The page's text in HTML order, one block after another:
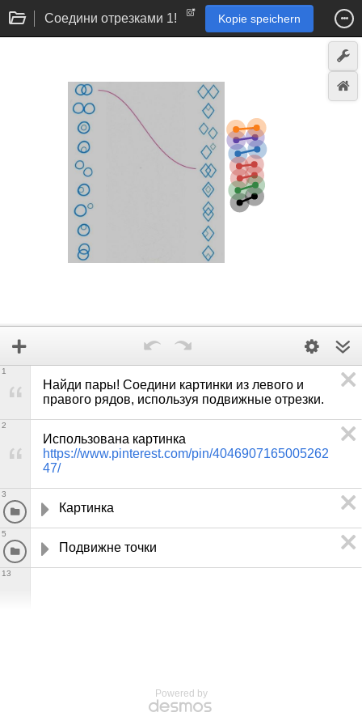
Cоедини отрезками 1! Kopie speichern
Найди пары! Соедини картинки из левого и
правого рядов, используя подвижные отрезки.
1
https://www.pinterest.com/pin/4046907165005262
47/
2
Картинка
3
Подвижне точки
5
13
Powered by